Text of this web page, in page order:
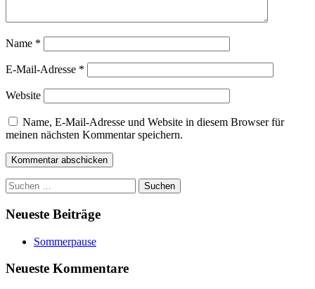
Name *
E-Mail-Adresse *
Website
Name, E-Mail-Adresse und Website in diesem Browser für
meinen nächsten Kommentar speichern.
Suchen
nach:
Neueste Beiträge
Sommerpause
Neueste Kommentare